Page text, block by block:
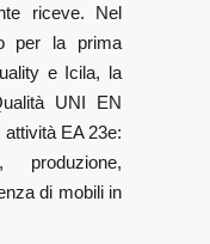
riceve. Nel
per la prima
e Icila, la
UNI EN
EA 23e:
produzione,
di mobili in